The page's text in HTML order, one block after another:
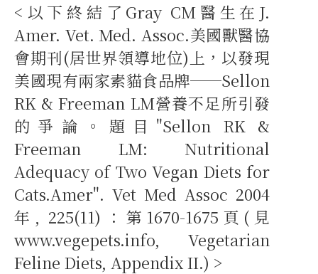
<以下終結了Gray CM醫生在J.
Amer. Vet. Med. Assoc.美國獸醫協
會期刊(居世界領導地位)上，以發現
美國現有兩家素貓食品牌──Sellon
RK & Freeman LM營養不足所引發
的爭論。題目"Sellon RK &
Freeman LM: Nutritional
Adequacy of Two Vegan Diets for
Cats.Amer". Vet Med Assoc 2004
年, 225(11)：第1670-1675頁(見
www.vegepets.info, Vegetarian
Feline Diets, Appendix II.) >